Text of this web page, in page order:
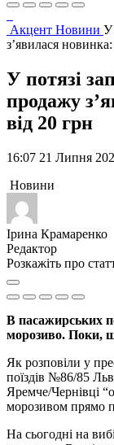
Акцент Новини У
з’явилася
У потязі
продажу
від 20 грн
16:07 21 Липня
Новини
Ірина Крамаренко
Редактор
Розкажіть про
В пасажирських
морозиво. Поки,
Як розповіли у
поїздів №86/85
Яремче/Чернівці
морозивом прямо
На сьогодні на